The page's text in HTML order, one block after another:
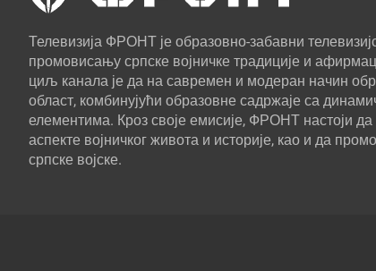
Телевизија ФРОНТ је образовно-забавни
промовисању српске војничке традиције и
циљ канала је да на савремен и модеран начин
област, комбинујући образовне садржаје са
елементима. Кроз своје емисије, ФРОНТ настоји
аспекте војничког живота и историје, као и да
српске војске.